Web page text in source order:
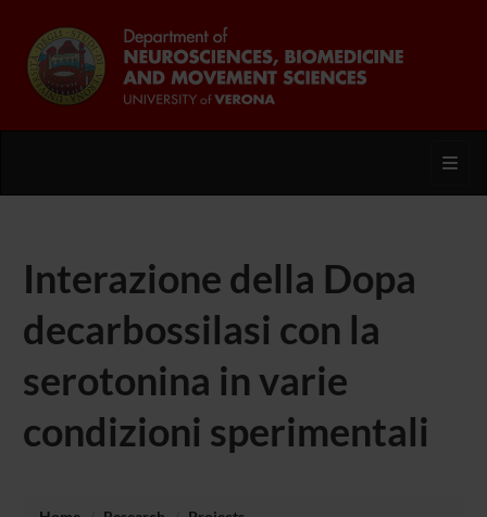
Interazione della Dopa
decarbossilasi con la
serotonina in varie
condizioni sperimentali